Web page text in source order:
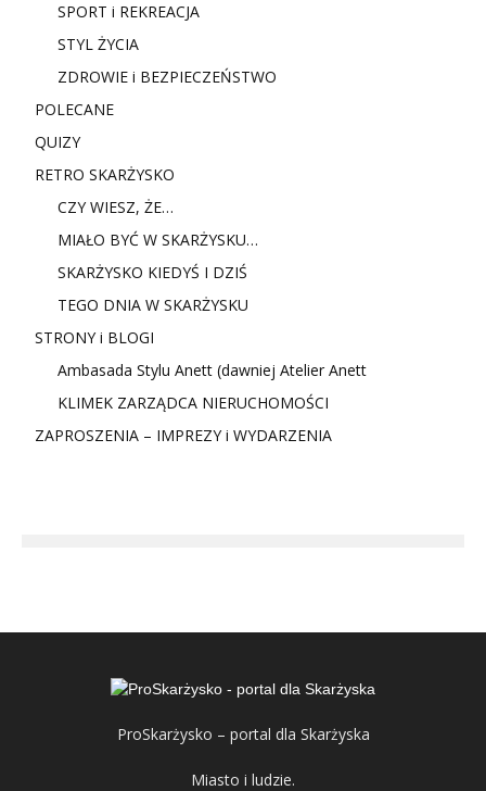
SPORT i REKREACJA
STYL ŻYCIA
ZDROWIE i BEZPIECZEŃSTWO
POLECANE
QUIZY
RETRO SKARŻYSKO
CZY WIESZ, ŻE…
MIAŁO BYĆ W SKARŻYSKU…
SKARŻYSKO KIEDYŚ I DZIŚ
TEGO DNIA W SKARŻYSKU
STRONY i BLOGI
Ambasada Stylu Anett (dawniej Atelier Anett
KLIMEK ZARZĄDCA NIERUCHOMOŚCI
ZAPROSZENIA – IMPREZY i WYDARZENIA
ProSkarżysko – portal dla Skarżyska
Miasto i ludzie.